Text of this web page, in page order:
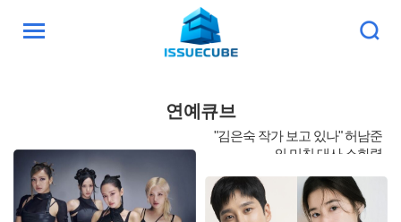
검
주
뉴
펼
치
기
연예큐브
"김은숙 작가 보고 있나" 허남준
의 미친 대사 소화력